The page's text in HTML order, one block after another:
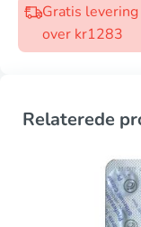
Gratis
over kr1283
Relaterede